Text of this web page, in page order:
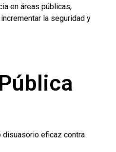
en áreas públicas,
la seguridad y
disuasorio eficaz contra